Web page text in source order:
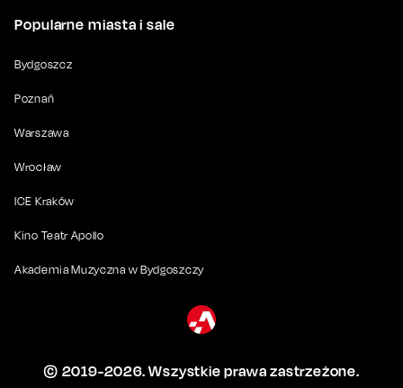
Popularne miasta i sale
Bydgoszcz
Poznań
Warszawa
Wrocław
ICE Kraków
Kino Teatr Apollo
Akademia Muzyczna w Bydgoszczy
© 2019-2026. Wszystkie prawa zastrzeżone.